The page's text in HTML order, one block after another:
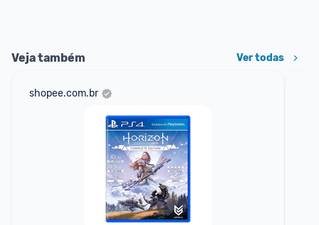
Veja também Ver todas
shopee.com.br